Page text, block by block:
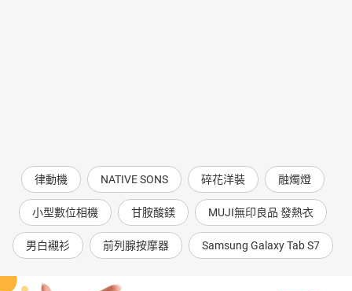
律動機 NATIVE SONS 碎花洋裝 融燭燈
小型數位相機 甘胺酸鎂 MUJI無印良品 發熱衣
男白襯衫 前列腺按摩器 Samsung Galaxy Tab S7